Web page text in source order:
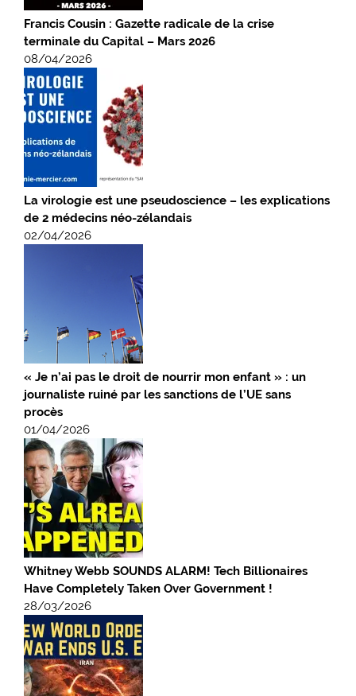
Francis Cousin : Gazette radicale de la crise
terminale du Capital – Mars 2026
08/04/2026
La virologie est une pseudoscience – les explications
de 2 médecins néo-zélandais
02/04/2026
« Je n’ai pas le droit de nourrir mon enfant » : un
journaliste ruiné par les sanctions de l’UE sans
procès
01/04/2026
Whitney Webb SOUNDS ALARM! Tech Billionaires
Have Completely Taken Over Government !
28/03/2026